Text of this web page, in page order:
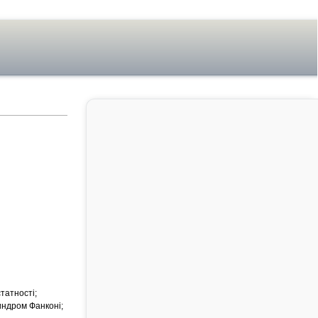
Фанконі;